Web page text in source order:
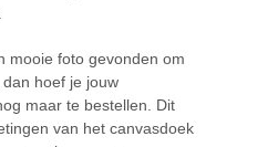
mooie foto gevonden om
hoef je jouw
maar te bestellen. Dit
van het canvasdoek